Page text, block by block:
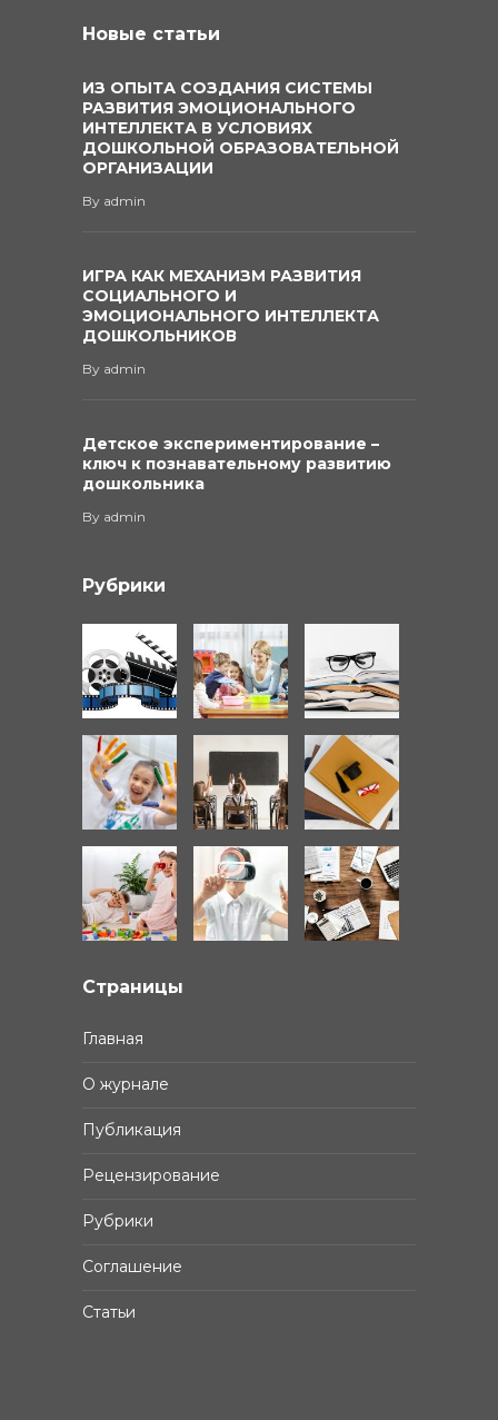
Новые статьи
ИЗ ОПЫТА СОЗДАНИЯ СИСТЕМЫ
РАЗВИТИЯ ЭМОЦИОНАЛЬНОГО
ИНТЕЛЛЕКТА В УСЛОВИЯХ
ДОШКОЛЬНОЙ ОБРАЗОВАТЕЛЬНОЙ
ОРГАНИЗАЦИИ
By admin
ИГРА КАК МЕХАНИЗМ РАЗВИТИЯ
СОЦИАЛЬНОГО И
ЭМОЦИОНАЛЬНОГО ИНТЕЛЛЕКТА
ДОШКОЛЬНИКОВ
By admin
Детское экспериментирование –
ключ к познавательному развитию
дошкольника
By admin
Рубрики
Страницы
Главная
О журнале
Публикация
Рецензирование
Рубрики
Соглашение
Статьи